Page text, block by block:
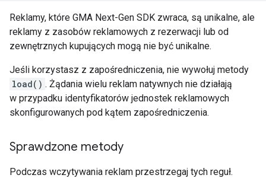
Reklamy, które GMA Next-Gen SDK zwraca, są unikalne, ale
reklamy z zasobów reklamowych z rezerwacji lub od
zewnętrznych kupujących mogą nie być unikalne.
Jeśli korzystasz z zapośredniczenia, nie wywołuj metody
load() . Żądania wielu reklam natywnych nie działają
w przypadku identyfikatorów jednostek reklamowych
skonfigurowanych pod kątem zapośredniczenia.
Sprawdzone metody
Podczas wczytywania reklam przestrzegaj tych reguł.